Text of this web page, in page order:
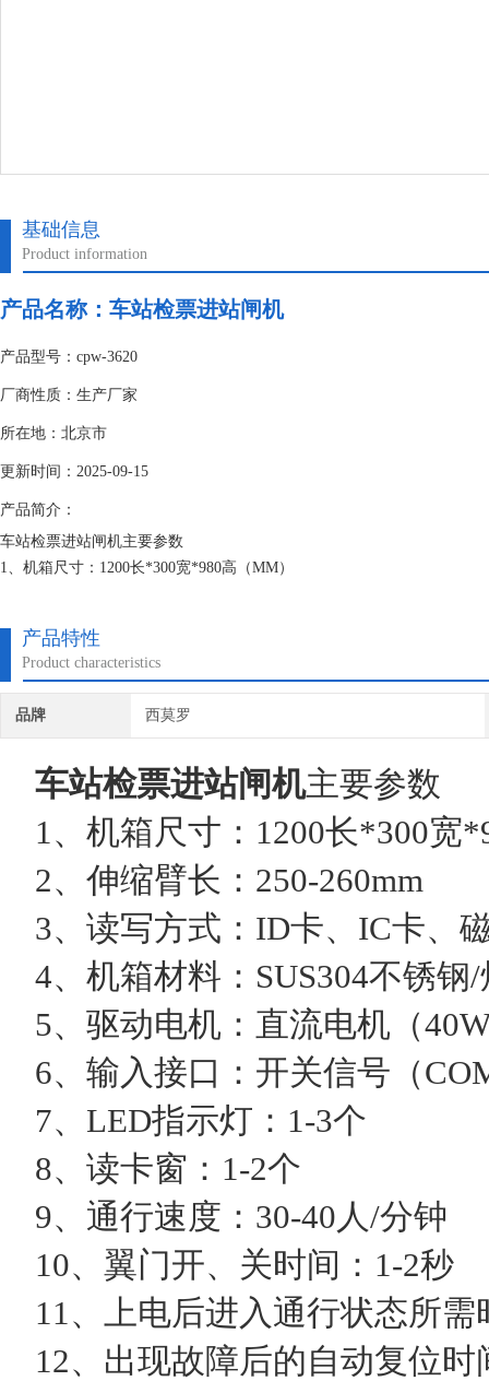
基础信息
Product information
产品名称： 车站检票进站闸机
产品型号：cpw-3620
厂商性质：生产厂家
所在地：北京市
更新时间：2025-09-15
产品简介：
车站检票进站闸机主要参数
1、机箱尺寸：1200长*300宽*980高（MM）
4、机箱材料：SUS304不锈钢/烤漆
5、驱动电机：直流电机（40W/24V）
6、输入接口：开关信号（COM口为地）
7、LED指示灯：1-3个
产品特性
Product characteristics
品牌 西莫罗
车站检票进站闸机主要参数
1、机箱尺寸：1200长*300宽
2、伸缩臂长：250-260mm
3、读写方式：ID卡、IC卡、
4、机箱材料：SUS304不锈钢/
5、驱动电机：直流电机（
6、输入接口：开关信号（
7、LED指示灯：1-3个
8、读卡窗：1-2个
9、通行速度：30-40人/分钟
10、翼门开、关时间：1-2秒
11、上电后进入通行状态所需
12、出现故障后的自动复位时